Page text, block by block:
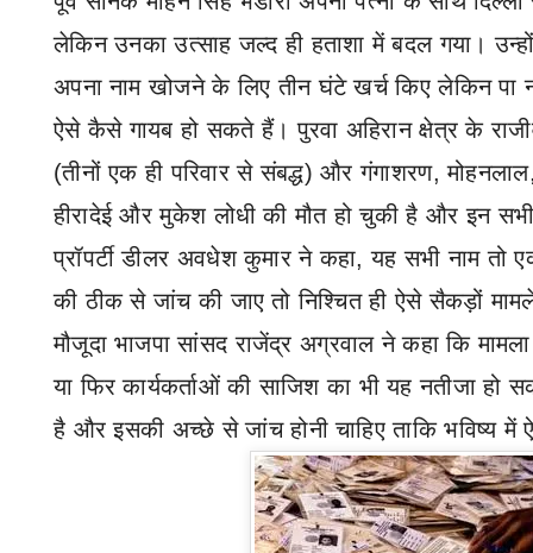
लेकिन उनका उत्साह जल्द ही हताशा में बदल गया।
अपना नाम खोजने के लिए तीन घंटे खर्च किए लेकिन पा
ऐसे कैसे गायब हो सकते हैं। पुरवा अहिरान क्षेत्र के
(तीनों एक ही परिवार से संबद्ध) और गंगाशरण,मोहनलाल
हीरादेई और मुकेश लोधी की मौत हो चुकी है और इन
प्रॉपर्टी डीलर अवधेश कुमार ने कहा,यह सभी नाम तो
की ठीक से जांच की जाए तो निश्चित ही ऐसे सैकड़ों
मौजूदा भाजपा सांसद राजेंद्र अग्रवाल ने कहा कि
या फिर कार्यकर्ताओं की साजिश का भी यह नतीजा हो
है और इसकी अच्छे से जांच होनी चाहिए ताकि भविष्य में